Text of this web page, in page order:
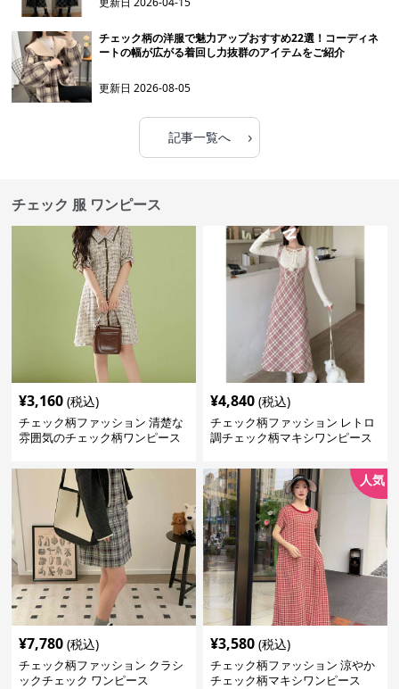
チェック柄の洋服で魅力アップおすすめ22選！コーディネ
ートの幅が広がる着回し力抜群のアイテムをご紹介
更新日2026-08-05
記事一覧へ ›
チェック 服 ワンピース
¥3,160 (税込)
チェック柄ファッション 清楚な
雰囲気のチェック柄ワンピース
¥4,840 (税込)
チェック柄ファッション レトロ
調チェック柄マキシワンピース
¥7,780 (税込)
チェック柄ファッション クラシ
ックチェック ワンピース
人気
¥3,580 (税込)
チェック柄ファッション 涼やか
チェック柄マキシワンピース